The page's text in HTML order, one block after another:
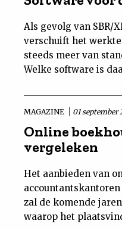
Als gevolg van SBR/
verschuift het
steeds meer van
Welke software is
MAGAZINE 01 september
Online
vergeleken
Het aanbieden van
zal de komende
waarop het